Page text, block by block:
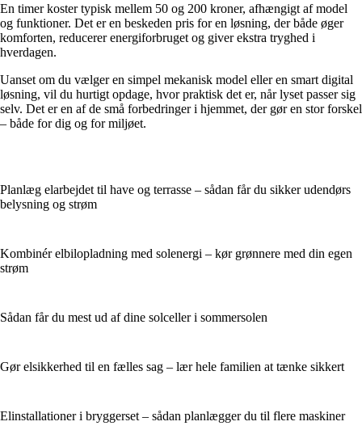
En timer koster typisk mellem 50 og 200 kroner, afhængigt af model
og funktioner. Det er en beskeden pris for en løsning, der både øger
komforten, reducerer energiforbruget og giver ekstra tryghed i
hverdagen.
Uanset om du vælger en simpel mekanisk model eller en smart digital
løsning, vil du hurtigt opdage, hvor praktisk det er, når lyset passer sig
selv. Det er en af de små forbedringer i hjemmet, der gør en stor forskel
– både for dig og for miljøet.
Planlæg elarbejdet til have og terrasse – sådan får du sikker udendørs
belysning og strøm
Kombinér elbilopladning med solenergi – kør grønnere med din egen
strøm
Sådan får du mest ud af dine solceller i sommersolen
Gør elsikkerhed til en fælles sag – lær hele familien at tænke sikkert
Elinstallationer i bryggerset – sådan planlægger du til flere maskiner